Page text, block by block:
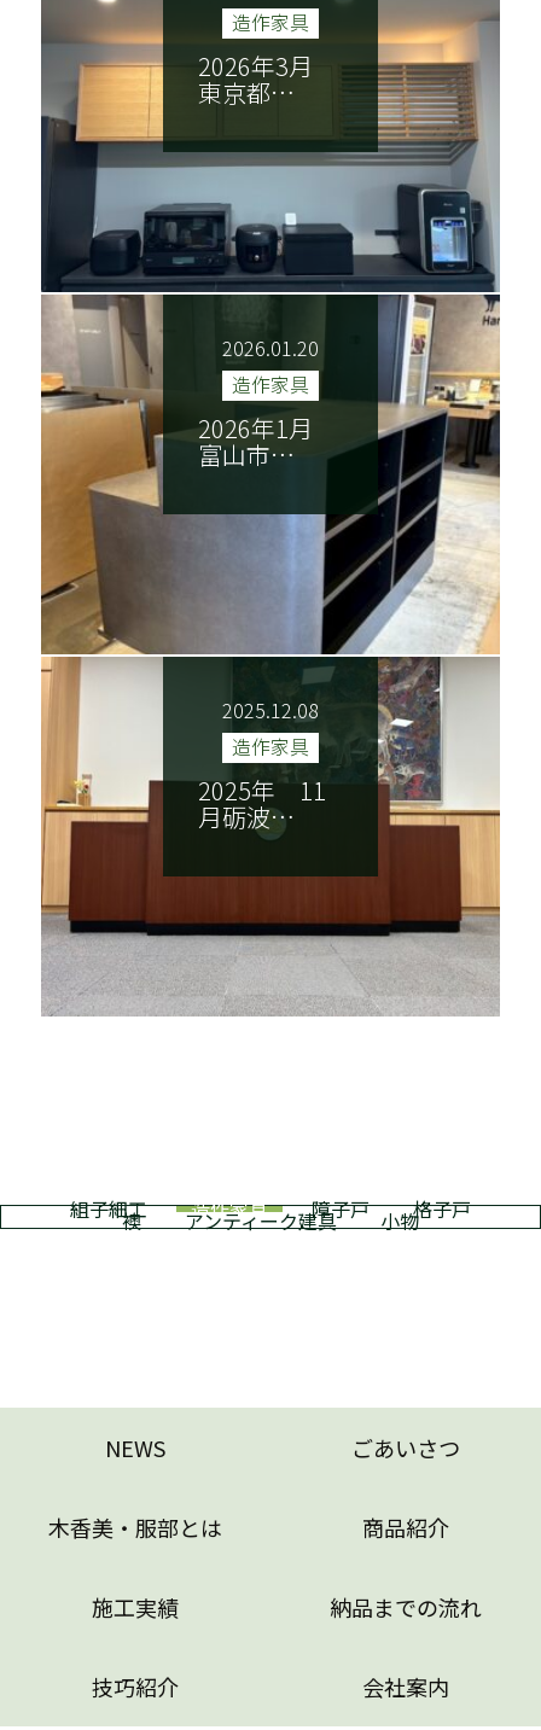
NEWS ごあいさつ
木香美・服部とは 商品紹介
施工実績 納品までの流れ
技巧紹介 会社案内
特定商取引法に基づく表記
造作家具
2026年3月
東京都…
2026.01.20
造作家具
2026年1月
富山市…
2025.12.08
造作家具
2025年 11
月砺波…
組子細工 造作家具 障子戸 格子戸
襖 アンティーク建具 小物
NEWS ごあいさつ
木香美・服部とは 商品紹介
施工実績 納品までの流れ
技巧紹介 会社案内